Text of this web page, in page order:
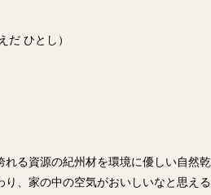
だ ひとし）
れる資源の紀州材を環境に優しい自然乾
、家の中の空気がおいしいなと思える